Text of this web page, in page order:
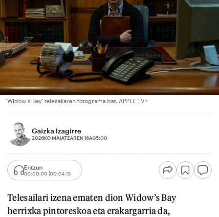
'Widow's Bay' telesailaren fotograma bat. APPLE TV+
Gaizka Izagirre
2026KO MAIATZAREN 16A05:00
Entzun
00:00:00 00:04:13
Telesailari izena ematen dion Widow’s Bay
herrixka pintoreskoa eta erakargarria da,